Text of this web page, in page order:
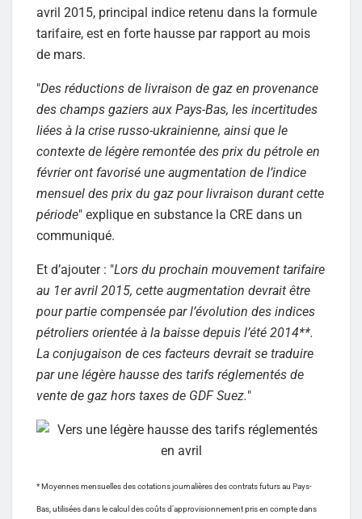
avril 2015, principal indice retenu dans la formule
tarifaire, est en forte hausse par rapport au mois
de mars.
"Des réductions de livraison de gaz en provenance
des champs gaziers aux Pays-Bas, les incertitudes
liées à la crise russo-ukrainienne, ainsi que le
contexte de légère remontée des prix du pétrole en
février ont favorisé une augmentation de l’indice
mensuel des prix du gaz pour livraison durant cette
période" explique en substance la CRE dans un
communiqué.
Et d’ajouter : "Lors du prochain mouvement tarifaire
au 1er avril 2015, cette augmentation devrait être
pour partie compensée par l’évolution des indices
pétroliers orientée à la baisse depuis l’été 2014**.
La conjugaison de ces facteurs devrait se traduire
par une légère hausse des tarifs réglementés de
vente de gaz hors taxes de GDF Suez."
* Moyennes mensuelles des cotations journalières des contrats futurs au Pays-
Bas, utilisées dans le calcul des coûts d’approvisionnement pris en compte dans